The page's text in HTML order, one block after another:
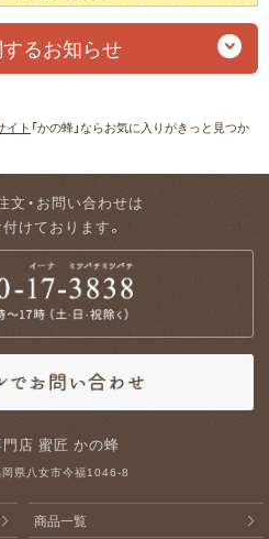
るお知らせ
イト 「かの蜂」ならお気に入りがきっと見つか
文・お問い合わせは
けております。
店 蜜匠 かの蜂
県八女市今福1046-8
商品一覧